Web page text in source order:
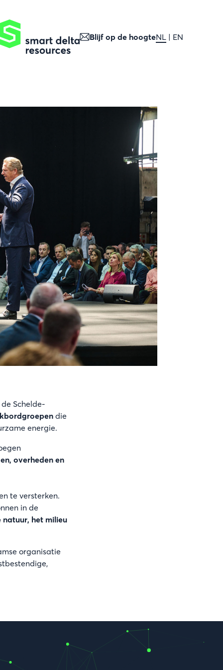
Blijf op de hoogteNL EN
Schelde-
die
energie.
overheden en
te versterken.
in de
natuur, het milieu
organisatie